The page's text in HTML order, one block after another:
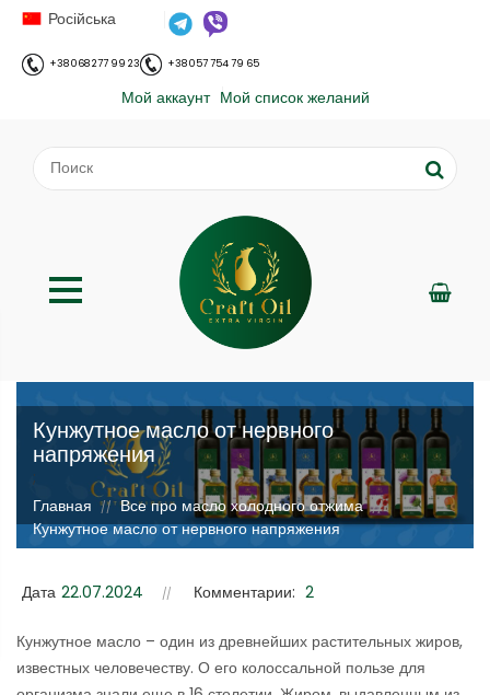
Російська
+38 068 277 99 23 +38 057 754 79 65
Мой аккаунт Мой список желаний
Кунжутное масло от нервного
напряжения
;
Главная // Все про масло холодного отжима //
Кунжутное масло от нервного напряжения
Дата 22.07.2024 Комментарии: 2
Кунжутное масло – один из древнейших растительных жиров,
известных человечеству. О его колоссальной пользе для